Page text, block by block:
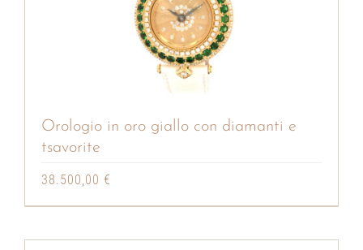
Orologio in oro giallo con diamanti e
tsavorite
38.500,00 €